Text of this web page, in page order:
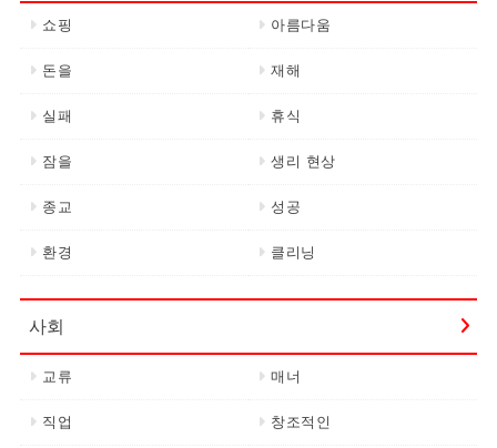
쇼핑 아름다움
돈을 재해
실패 휴식
잠을 생리 현상
종교 성공
환경 클리닝
사회
교류 매너
직업 창조적인